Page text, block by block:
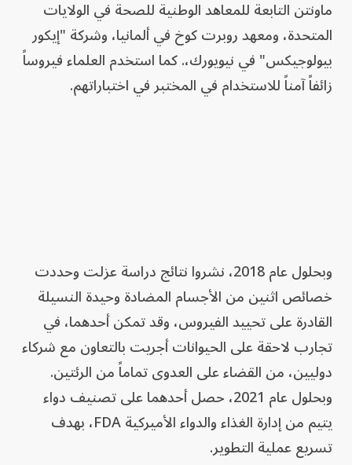
ماونتن التابعة للمعاهد الوطنية للصحة في الولايات
المتحدة، ومعهد روبرت كوخ في ألمانيا، وشركة "إيكور
بيولوجيكس" في نيويورك،. كما استخدم العلماء فيروساً
زائفاً آمناً للاستخدام في المختبر في اختباراتهم.
وبحلول عام 2018، نشروا نتائج دراسة عزلت وحددت
خصائص اثنين من الأجسام المضادة وحيدة النسيلة
القادرة على تحييد الفيروس، وقد تمكن أحدهما، في
تجارب لاحقة على الحيوانات أجريت بالتعاون مع شركاء
دوليين، من القضاء على العدوى تماماً من الرئتين.
وبحلول عام 2021، حصل أحدهما على تصنيف دواء
يتيم من إدارة الغذاء والدواء الأميركية FDA، بهدف
تسريع عملية التطوير.